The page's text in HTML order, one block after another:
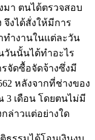
า ตนได้ตรวจสอบ
จึงได้สั่งให้มีการ
ทำงานในแต่ละวัน
วันนั้นได้ทำอะไร
จัดซื้อจัดจ้างซึ่งมี
หลังจากที่ช่างของ
3 เดือน โดยตนไม่มี
ล่าวแต่อย่างใด